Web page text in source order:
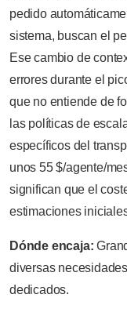
pedido
sistema, buscan el
Ese cambio de
errores durante el
que no entiende de
las políticas de
específicos del
unos 55 $/agente/
significan que el
estimaciones
Dónde encaja:
diversas
dedicados.